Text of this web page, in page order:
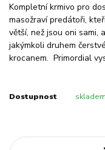
Kompletní krmivo pro
masožraví predátoři,
větší, než jsou oni sami,
jakýmkoli druhem
krocanem. Primordial
Dostupnost